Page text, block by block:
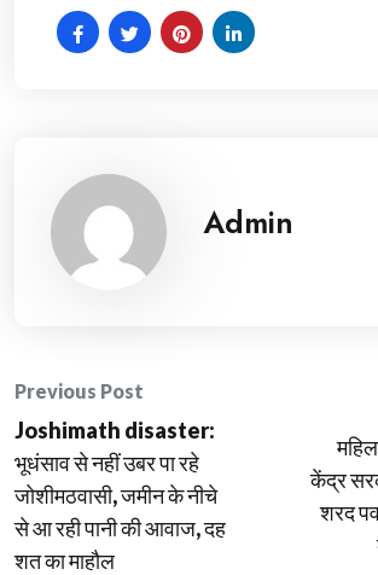
Admin
Post
navigation
Previous Post
Joshimath disaster:
भूधंसाव से नहीं उबर पा रहे
जोशीमठवासी, जमीन के नीचे
से आ रही पानी की आवाज, दह
शत का माहौल
केंद्र
शरद